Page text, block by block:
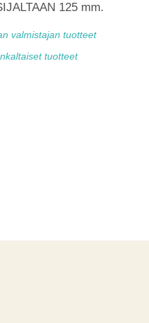
125 mm.
valmistajan tuotteet
tuotteet